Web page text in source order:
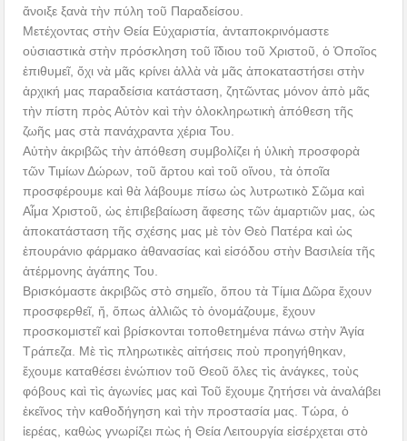
ἄνοιξε ξανὰ τὴν πύλη τοῦ Παραδείσου.
Μετέχοντας στὴν Θεία Εὐχαριστία, ἀνταποκρινόμαστε
οὐσιαστικὰ στὴν πρόσκληση τοῦ ἴδιου τοῦ Χριστοῦ, ὁ Ὁποῖος
ἐπιθυμεῖ, ὄχι νὰ μᾶς κρίνει ἀλλὰ νὰ μᾶς ἀποκαταστήσει στὴν
ἀρχική μας παραδείσια κατάσταση, ζητῶντας μόνον ἀπὸ μᾶς
τὴν πίστη πρὸς Αὐτὸν καὶ τὴν ὁλοκληρωτικὴ ἀπόθεση τῆς
ζωῆς μας στὰ πανάχραντα χέρια Του.
Αὐτὴν ἀκριβῶς τὴν ἀπόθεση συμβολίζει ἡ ὑλικὴ προσφορὰ
τῶν Τιμίων Δώρων, τοῦ ἄρτου καὶ τοῦ οἴνου, τὰ ὁποῖα
προσφέρουμε καὶ θὰ λάβουμε πίσω ὡς λυτρωτικὸ Σῶμα καὶ
Αἷμα Χριστοῦ, ὡς ἐπιβεβαίωση ἄφεσης τῶν ἁμαρτιῶν μας, ὡς
ἀποκατάσταση τῆς σχέσης μας μὲ τὸν Θεὸ Πατέρα καὶ ὡς
ἐπουράνιο φάρμακο ἀθανασίας καὶ εἰσόδου στὴν Βασιλεία τῆς
ἀτέρμονης ἀγάπης Του.
Βρισκόμαστε ἀκριβῶς στὸ σημεῖο, ὅπου τὰ Τίμια Δῶρα ἔχουν
προσφερθεῖ, ἤ, ὅπως ἀλλιῶς τὸ ὀνομάζουμε, ἔχουν
προσκομιστεῖ καὶ βρίσκονται τοποθετημένα πάνω στὴν Ἁγία
Τράπεζα. Μὲ τὶς πληρωτικὲς αἰτήσεις ποὺ προηγήθηκαν,
ἔχουμε καταθέσει ἐνώπιον τοῦ Θεοῦ ὅλες τὶς ἀνάγκες, τοὺς
φόβους καὶ τὶς ἀγωνίες μας καὶ Τοῦ ἔχουμε ζητήσει νὰ ἀναλάβει
ἐκεῖνος τὴν καθοδήγηση καὶ τὴν προστασία μας. Τώρα, ὁ
ἱερέας, καθὼς γνωρίζει πὼς ἡ Θεία Λειτουργία εἰσέρχεται στὸ